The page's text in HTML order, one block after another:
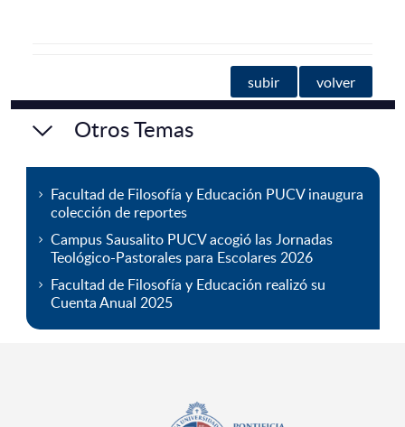
subir volver
Otros Temas
Facultad de Filosofía y Educación PUCV inaugura
colección de reportes
Campus Sausalito PUCV acogió las Jornadas
Teológico-Pastorales para Escolares 2026
Facultad de Filosofía y Educación realizó su
Cuenta Anual 2025